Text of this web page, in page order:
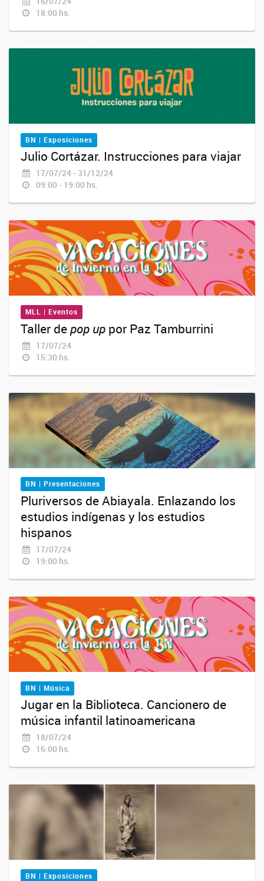
18:00 hs.
BN | Exposiciones
Julio Cortázar. Instrucciones para viajar
17/07/24 - 31/12/24
09:00 - 19:00 hs.
MLL | Eventos
Taller depop up por Paz Tamburrini
17/07/24
15:30 hs.
BN | Presentaciones
Pluriversos de Abiayala. Enlazando los
estudios indígenas y los estudios
hispanos
17/07/24
19:00 hs.
BN | Música
Jugar en la Biblioteca. Cancionero de
música infantil latinoamericana
18/07/24
16:00 hs.
BN | Exposiciones